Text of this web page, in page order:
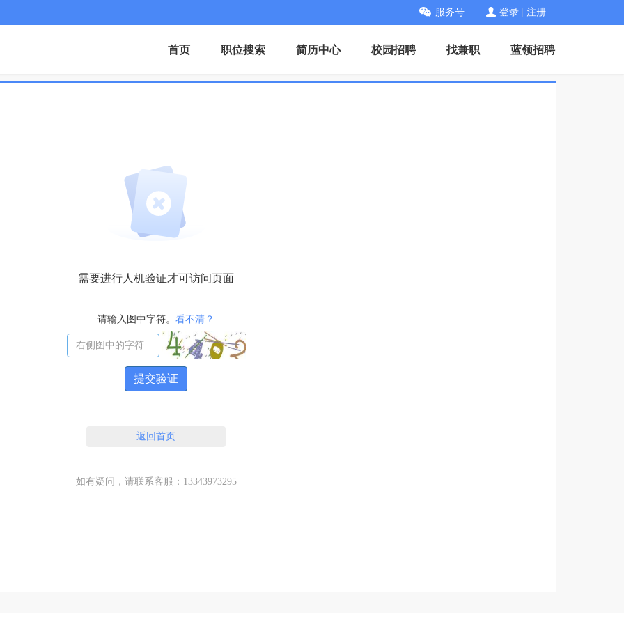
服务号 登录 注册
首页 职位搜索 简历中心 校园招聘 找兼职 蓝领招聘
需要进行人机验证才可访问页面
请输入图中字符。 看不清？
提交验证
返回首页
如有疑问，请联系客服：13343973295